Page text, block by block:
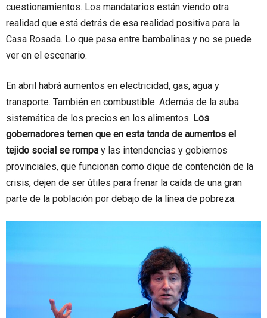
cuestionamientos. Los mandatarios están viendo otra
realidad que está detrás de esa realidad positiva para la
Casa Rosada. Lo que pasa entre bambalinas y no se puede
ver en el escenario.
En abril habrá aumentos en electricidad, gas, agua y
transporte. También en combustible. Además de la suba
sistemática de los precios en los alimentos. Los
gobernadores temen que en esta tanda de aumentos el
tejido social se rompa y las intendencias y gobiernos
provinciales, que funcionan como dique de contención de la
crisis, dejen de ser útiles para frenar la caída de una gran
parte de la población por debajo de la línea de pobreza.